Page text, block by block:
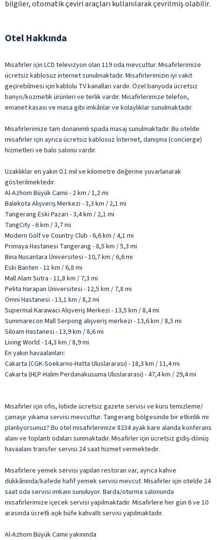
bilgiler, otomatik çeviri araçları kullanılarak çevrilmiş olabilir.
Otel Hakkında
Misafirler için LCD televizyon olan 119 oda mevcuttur. Misafirlerimize
ücretsiz kablosuz internet sunulmaktadır. Misafirlerimizin iyi vakit
geçirebilmesi için kablolu TV kanalları vardır. Özel banyoda ücretsiz
banyo/kozmetik ürünleri ve terlik vardır. Misafirlerimize telefon,
emanet kasası ve masa gibi imkânlar ve kolaylıklar sunulmaktadır.
Misafirlerimize tam donanımlı spada masaj sunulmaktadır. Bu otelde
misafirler için ayrıca ücretsiz kablosuz İnternet, danışma (concierge)
hizmetleri ve balo salonu vardır.
Uzaklıklar en yakın 0.1 mil ve kilometre değerine yuvarlanarak
gösterilmektedir.
Al-Azhom Büyük Camii - 2 km / 1,2 mi
Balekota Alışveriş Merkezi - 3,3 km / 2,1 mi
Tangerang Eski Pazarı - 3,4 km / 2,1 mi
TangCity - 6 km / 3,7 mi
Modern Golf ve Country Club - 6,6 km / 4,1 mi
Primaya Hastanesi Tangerang - 8,5 km / 5,3 mi
Bina Nusantara Üniversitesi - 10,7 km / 6,6 mi
Eski Banten - 11 km / 6,8 mi
Mall Alam Sutra - 11,8 km / 7,3 mi
Pelita Harapan Üniversitesi - 12,5 km / 7,8 mi
Omni Hastanesi - 13,1 km / 8,2 mi
Supermal Karawaci Alışveriş Merkezi - 13,5 km / 8,4 mi
Summarecon Mall Serpong alışveriş merkezi - 13,6 km / 8,5 mi
Siloam Hastanesi - 13,9 km / 8,6 mi
Living World - 14,3 km / 8,9 mi
En yakın havaalanları:
Cakarta (CGK-Soekarno-Hatta Uluslararası) - 18,3 km / 11,4 mi
Cakarta (HLP-Halim Perdanakusuma Uluslararası) - 47,4 km / 29,4 mi
Misafirler için ofis, lobide ücretsiz gazete servisi ve kuru temizleme/
çamaşır yıkama servisi mevcuttur. Tangerang bölgesinde bir etkinlik mi
planlıyorsunuz? Bu otel misafirlerimize 8234 ayak kare alanda konferans
alanı ve toplantı odaları sunmaktadır. Misafirler için ücretsiz gidiş-dönüş
havaalanı transfer servisi 24 saat hizmet vermektedir.
Misafirlere yemek servisi yapılan restoran var, ayrıca kahve
dükkânında/kafede hafif yemek servisi mevcut. Misafirler için otelde 24
saat oda servisi imkanı sunuluyor. Barda/oturma salonunda
misafirlerimize içecek servisi yapılmaktadır. Misafirlere her gün 6 ve 10
arasında ücretli açık büfe kahvaltı servisi yapılmaktadır.
Al-Azhom Büyük Camii yakınında